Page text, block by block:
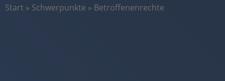
Start » Schwerpunkte » Betroffenenrechte